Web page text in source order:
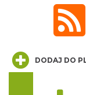
Festiwal
Granda 2026
DODAJ DO